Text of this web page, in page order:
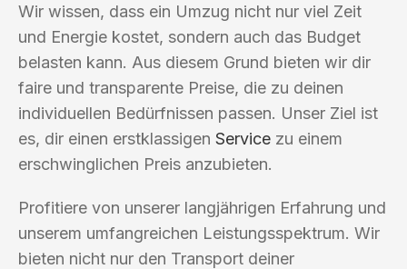
Wir wissen, dass ein Umzug nicht nur viel Zeit
und Energie kostet, sondern auch das Budget
belasten kann. Aus diesem Grund bieten wir dir
faire und transparente Preise, die zu deinen
individuellen Bedürfnissen passen. Unser Ziel ist
es, dir einen erstklassigen Service zu einem
erschwinglichen Preis anzubieten.
Profitiere von unserer langjährigen Erfahrung und
unserem umfangreichen Leistungsspektrum. Wir
bieten nicht nur den Transport deiner